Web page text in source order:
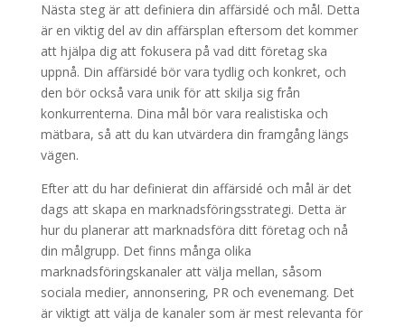
Nästa steg är att definiera din affärsidé och mål. Detta
är en viktig del av din affärsplan eftersom det kommer
att hjälpa dig att fokusera på vad ditt företag ska
uppnå. Din affärsidé bör vara tydlig och konkret, och
den bör också vara unik för att skilja sig från
konkurrenterna. Dina mål bör vara realistiska och
mätbara, så att du kan utvärdera din framgång längs
vägen.
Efter att du har definierat din affärsidé och mål är det
dags att skapa en marknadsföringsstrategi. Detta är
hur du planerar att marknadsföra ditt företag och nå
din målgrupp. Det finns många olika
marknadsföringskanaler att välja mellan, såsom
sociala medier, annonsering, PR och evenemang. Det
är viktigt att välja de kanaler som är mest relevanta för